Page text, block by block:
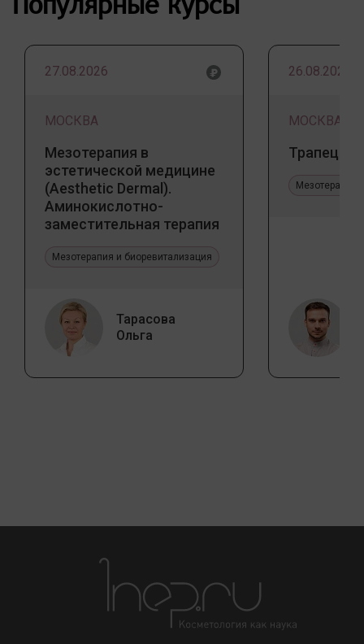
27.08.2026
МОСКВА
Мезотерапия в
эстетической медицине
(Aesthetic Dermal).
Аминокислотно-
заместительная терапия
Мезотерапия и биоревитализация
Тарасова
Ольга
26.08.2026
МОСКВА
Трапеция
Мезотерапия